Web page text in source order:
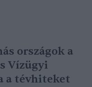
országok a
Vízügyi
a tévhiteket